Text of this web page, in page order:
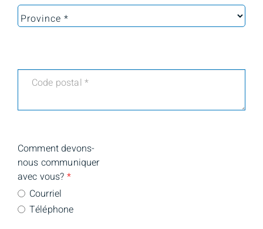
Comment devons-
nous communiquer
avec vous? *
Courriel
Téléphone